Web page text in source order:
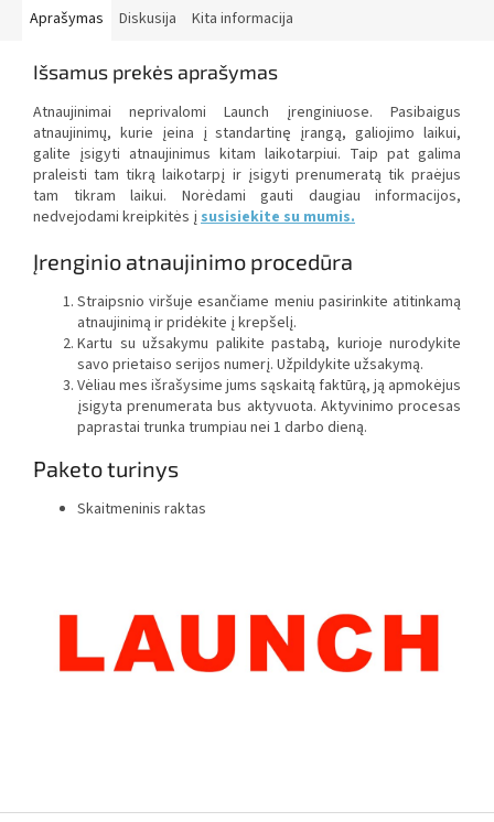
Aprašymas Diskusija Kita informacija
Išsamus prekės aprašymas
Atnaujinimai neprivalomi Launch įrenginiuose. Pasibaigus
atnaujinimų, kurie įeina į standartinę įrangą, galiojimo laikui,
galite įsigyti atnaujinimus kitam laikotarpiui. Taip pat galima
praleisti tam tikrą laikotarpį ir įsigyti prenumeratą tik praėjus
tam tikram laikui. Norėdami gauti daugiau informacijos,
nedvejodami kreipkitės į susisiekite su mumis.
Įrenginio atnaujinimo procedūra
Straipsnio viršuje esančiame meniu pasirinkite atitinkamą
atnaujinimą ir pridėkite į krepšelį.
Kartu su užsakymu palikite pastabą, kurioje nurodykite
savo prietaiso serijos numerį. Užpildykite užsakymą.
Vėliau mes išrašysime jums sąskaitą faktūrą, ją apmokėjus
įsigyta prenumerata bus aktyvuota. Aktyvinimo procesas
paprastai trunka trumpiau nei 1 darbo dieną.
Paketo turinys
Skaitmeninis raktas